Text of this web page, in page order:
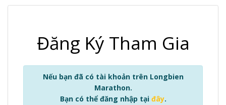
Đăng Ký Tham Gia
Nếu bạn đã có tài khoản trên Longbien
Marathon.
Bạn có thể đăng nhập tại đây.